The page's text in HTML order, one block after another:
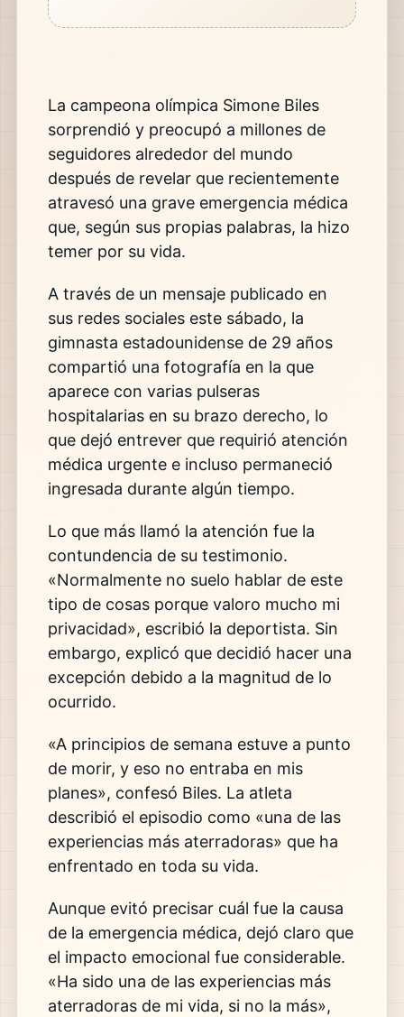
La campeona olímpica Simone Biles
sorprendió y preocupó a millones de
seguidores alrededor del mundo
después de revelar que recientemente
atravesó una grave emergencia médica
que, según sus propias palabras, la hizo
temer por su vida.
A través de un mensaje publicado en
sus redes sociales este sábado, la
gimnasta estadounidense de 29 años
compartió una fotografía en la que
aparece con varias pulseras
hospitalarias en su brazo derecho, lo
que dejó entrever que requirió atención
médica urgente e incluso permaneció
ingresada durante algún tiempo.
Lo que más llamó la atención fue la
contundencia de su testimonio.
«Normalmente no suelo hablar de este
tipo de cosas porque valoro mucho mi
privacidad», escribió la deportista. Sin
embargo, explicó que decidió hacer una
excepción debido a la magnitud de lo
ocurrido.
«A principios de semana estuve a punto
de morir, y eso no entraba en mis
planes», confesó Biles. La atleta
describió el episodio como «una de las
experiencias más aterradoras» que ha
enfrentado en toda su vida.
Aunque evitó precisar cuál fue la causa
de la emergencia médica, dejó claro que
el impacto emocional fue considerable.
«Ha sido una de las experiencias más
aterradoras de mi vida, si no la más»,